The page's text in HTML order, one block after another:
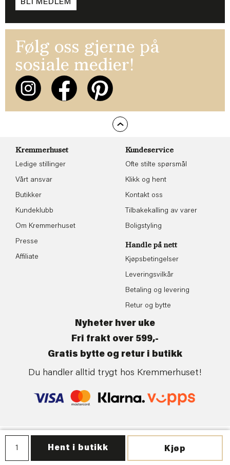
Kjøp
Hent i butikk
BLI MEDLEM
Følg oss gjerne på
sosiale medier!
Kremmerhuset
Ledige stillinger
Vårt ansvar
Butikker
Kundeklubb
Om Kremmerhuset
Presse
Affiliate
Kundeservice
Ofte stilte spørsmål
Klikk og hent
Kontakt oss
Tilbakekalling av varer
Boligstyling
Handle på nett
Kjøpsbetingelser
Leveringsvilkår
Betaling og levering
Retur og bytte
Nyheter hver uke
Fri frakt over 599,-
Gratis bytte og retur i butikk
Du handler alltid trygt hos Kremmerhuset!
Personvern| ©Kremmerhuset | Levert av: